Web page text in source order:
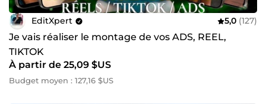
EditXpert 5,0 (127)
Je vais réaliser le montage de vos ADS, REEL,
TIKTOK
À partir de 25,09 $US
Budget moyen : 127,16 $US